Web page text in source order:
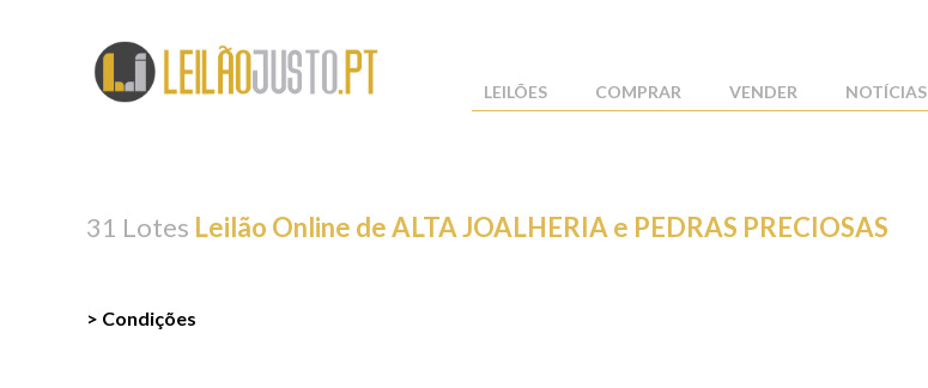
LEILÕES COMPRAR VENDER NOTÍCIAS
31 Lotes Leilão Online de ALTA JOALHERIA e PEDRAS PRECIOSAS
> Condições